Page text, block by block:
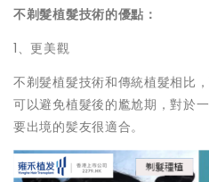
不剃髮植髮技術的優點：
1、更美觀
不剃髮植髮技術和傳統植髮相比
可以避免植髮後的尷尬期，對於
要出境的髪友很適合。